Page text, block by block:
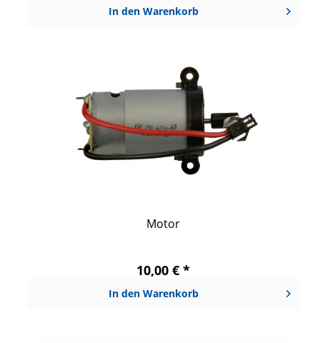
In den Warenkorb
Motor
10,00 € *
In den Warenkorb